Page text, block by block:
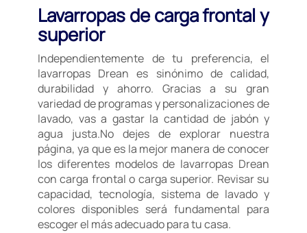
Lavarropas de carga frontal y
superior
Independientemente de tu preferencia, el
lavarropas Drean es sinónimo de calidad,
durabilidad y ahorro. Gracias a su gran
variedad de programas y personalizaciones de
lavado, vas a gastar la cantidad de jabón y
agua justa.No dejes de explorar nuestra
página, ya que es la mejor manera de conocer
los diferentes modelos de lavarropas Drean
con carga frontal o carga superior. Revisar su
capacidad, tecnología, sistema de lavado y
colores disponibles será fundamental para
escoger el más adecuado para tu casa.